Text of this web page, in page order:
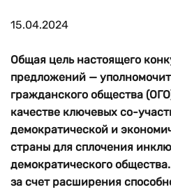
15.04.2024
Общая цель настоящего
предложений —
гражданского общества
качестве ключевых со-
демократической и
страны для сплочения
демократического
за счет расширения